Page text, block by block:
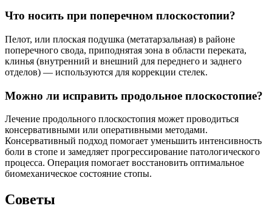
Что носить при поперечном плоскостопии?
Пелот, или плоская подушка (метатарзальная) в районе
поперечного свода, приподнятая зона в области переката,
клинья (внутренний и внешний для переднего и заднего
отделов) — используются для коррекции стелек.
Можно ли исправить продольное плоскостопие?
Лечение продольного плоскостопия может проводиться
консервативными или оперативными методами.
Консервативный подход помогает уменьшить интенсивность
боли в стопе и замедляет прогрессирование патологического
процесса. Операция помогает восстановить оптимальное
биомеханическое состояние стопы.
Советы